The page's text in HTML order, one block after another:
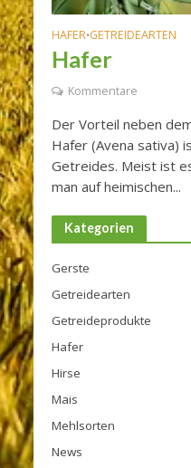
HAFER•GETREIDEARTEN
Hafer
Kommentare
Der Vorteil neben
Hafer (Avena sativa)
Getreides. Meist ist
man auf heimischen...
Kategorien
Gerste
Getreidearten
Getreideprodukte
Hafer
Hirse
Mais
Mehlsorten
News